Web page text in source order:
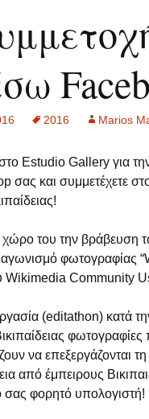
2016 Marios
Estudio Gallery για
σας και συμμετέχετε
του την βράβευση
φωτογραφίας
Wikimedia Community
(editathon) κατά
να επεξεργάζονται
από έμπειρους
σας φορητό υπολογιστή!